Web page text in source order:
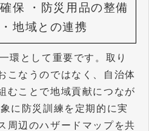
保
・防災用品の整備
・地域との連携
環として重要です。取り
こなうのではなく、自治体
むことで地域貢献につなが
に防災訓練を定期的に実
周辺のハザードマップを共